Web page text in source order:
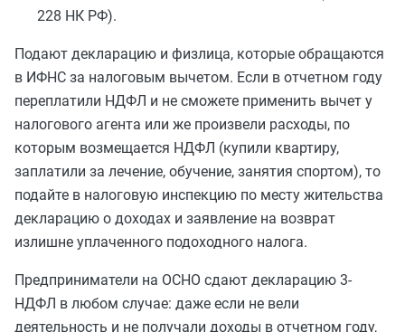
228 НК РФ).
Подают декларацию и физлица, которые обращаются
в ИФНС за налоговым вычетом. Если в отчетном году
переплатили НДФЛ и не сможете применить вычет у
налогового агента или же произвели расходы, по
которым возмещается НДФЛ (купили квартиру,
заплатили за лечение, обучение, занятия спортом), то
подайте в налоговую инспекцию по месту жительства
декларацию о доходах и заявление на возврат
излишне уплаченного подоходного налога.
Предприниматели на ОСНО сдают декларацию 3-
НДФЛ в любом случае: даже если не вели
деятельность и не получали доходы в отчетном году,